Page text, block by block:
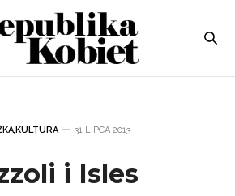
,KULTURA 31 LIPCA 2013
i Isles